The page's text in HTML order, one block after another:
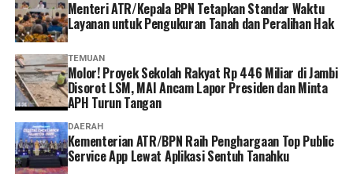
Menteri ATR/Kepala BPN Tetapkan Standar Waktu
Layanan untuk Pengukuran Tanah dan Peralihan Hak
TEMUAN
Molor! Proyek Sekolah Rakyat Rp 446 Miliar di Jambi
Disorot LSM, MAI Ancam Lapor Presiden dan Minta
APH Turun Tangan
DAERAH
Kementerian ATR/BPN Raih Penghargaan Top Public
Service App Lewat Aplikasi Sentuh Tanahku